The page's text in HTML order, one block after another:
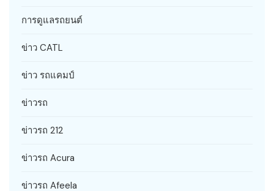
การดูแลรถยนต์
ข่าว CATL
ข่าว รถแคมป์
ข่าวรถ
ข่าวรถ 212
ข่าวรถ Acura
ข่าวรถ Afeela